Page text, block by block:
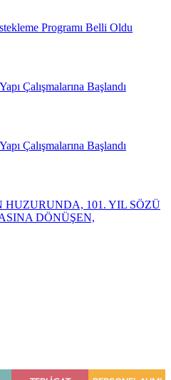
Programı Belli Oldu
Çalışmalarına Başlandı
Çalışmalarına Başlandı
HUZURUNDA, 101. YIL SÖZÜ
DÖNÜŞEN,